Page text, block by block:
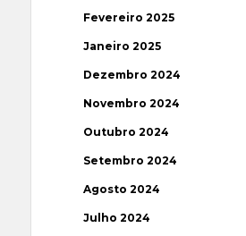
Fevereiro 2025
Janeiro 2025
Dezembro 2024
Novembro 2024
Outubro 2024
Setembro 2024
Agosto 2024
Julho 2024